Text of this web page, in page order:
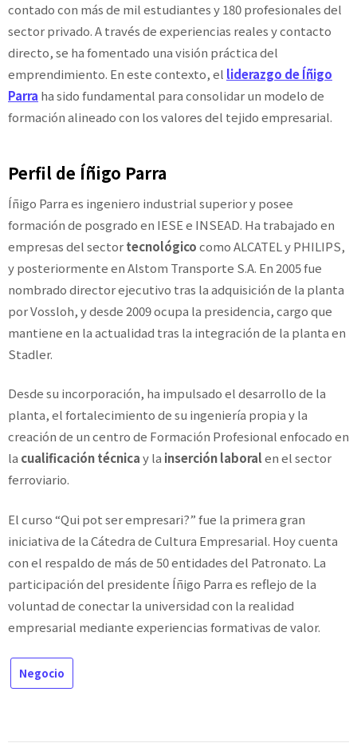
contado con más de mil estudiantes y 180 profesionales del
sector privado. A través de experiencias reales y contacto
directo, se ha fomentado una visión práctica del
emprendimiento. En este contexto, el liderazgo de Íñigo
Parra ha sido fundamental para consolidar un modelo de
formación alineado con los valores del tejido empresarial.
Perfil de Íñigo Parra
Íñigo Parra es ingeniero industrial superior y posee
formación de posgrado en IESE e INSEAD. Ha trabajado en
empresas del sectortecnológicocomo ALCATEL y PHILIPS,
y posteriormente en Alstom Transporte S.A. En 2005 fue
nombrado director ejecutivo tras la adquisición de la planta
por Vossloh, y desde 2009 ocupa la presidencia, cargo que
mantiene en la actualidad tras la integración de la planta en
Stadler.
Desde su incorporación, ha impulsado el desarrollo de la
planta, el fortalecimiento de su ingeniería propia y la
creación de un centro de Formación Profesional enfocado en
la cualificación técnicay la inserción laboralen el sector
ferroviario.
El curso “Qui pot ser empresari?” fue la primera gran
iniciativa de la Cátedra de Cultura Empresarial. Hoy cuenta
con el respaldo de más de 50 entidades del Patronato. La
participación del presidente Íñigo Parra es reflejo de la
voluntad de conectar la universidad con la realidad
empresarial mediante experiencias formativas de valor.
Negocio